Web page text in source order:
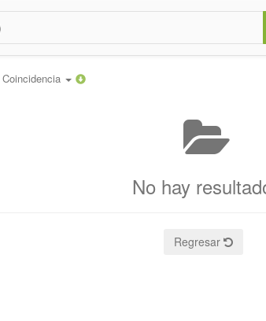
Coincidencia
No hay
Regresar